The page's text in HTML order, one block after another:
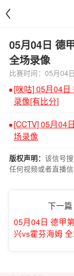
<
05月04日 德
全场录像
比赛时间：05月04日
[咪咕] 05月04
录像[有比分]
[CCTV] 05月04
场录像
版权声明： 该信号
任何视频或者直播信
下一篇
05月04日 德甲
兴vs霍芬海姆